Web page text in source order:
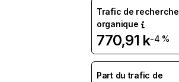
Trafic de recherche
organique
770,91 k-4 %
Part du trafic de